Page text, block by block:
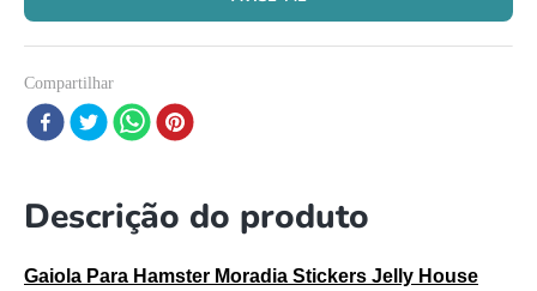
Compartilhar
Descrição do produto
Gaiola Para Hamster Moradia Stickers Jelly House